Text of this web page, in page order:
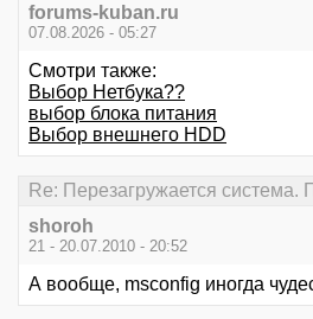
forums-kuban.ru
07.08.2026 - 05:27
Смотри также:
Выбор Нетбука??
выбор блока питания
Выбор внешнего HDD
Re: Перезагружается система.
shoroh
21 - 20.07.2010 - 20:52
А вообще, msconfig иногда